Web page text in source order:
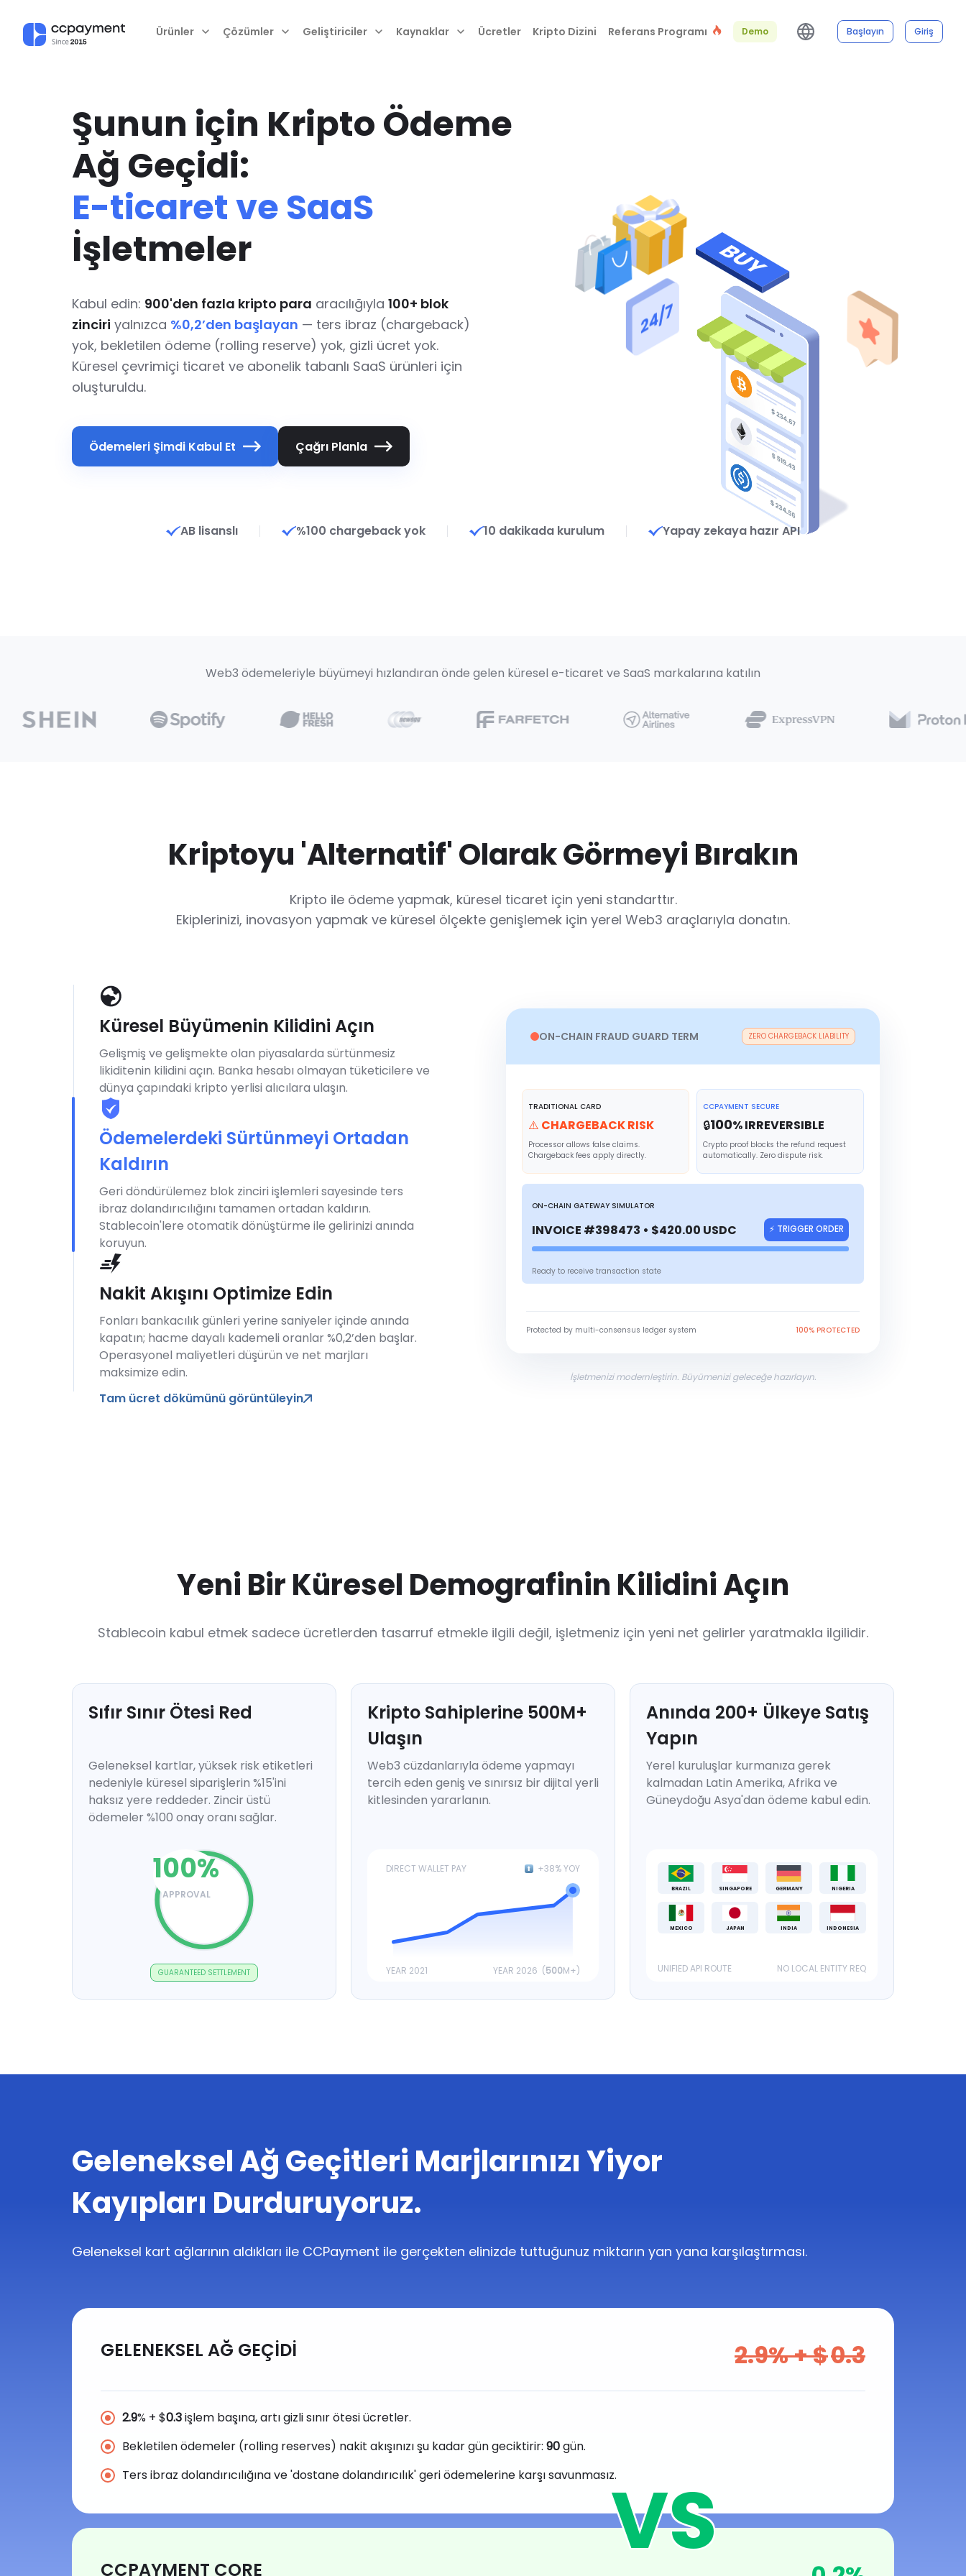
Ürünler Çözümler Geliştiriciler Kaynaklar Ücretler Kripto Dizini Referans Programı Demo Başlayın Giriş
Şunun için Kripto Ödeme
Ağ Geçidi:
E-ticaret ve SaaS
İşletmeler
Kabul edin: 900'den fazla kripto para aracılığıyla 100+ blok
zinciri yalnızca %0,2’den başlayan — ters ibraz (chargeback)
yok, bekletilen ödeme (rolling reserve) yok, gizli ücret yok.
Küresel çevrimiçi ticaret ve abonelik tabanlı SaaS ürünleri için
oluşturuldu.
Ödemeleri Şimdi Kabul Et Çağrı Planla
AB lisanslı %100 chargeback yok 10 dakikada kurulum Yapay zekaya hazır API
Web3 ödemeleriyle büyümeyi hızlandıran önde gelen küresel e-ticaret ve SaaS markalarına katılın
Kriptoyu 'Alternatif' Olarak Görmeyi Bırakın
Kripto ile ödeme yapmak, küresel ticaret için yeni standarttır.
Ekiplerinizi, inovasyon yapmak ve küresel ölçekte genişlemek için yerel Web3 araçlarıyla donatın.
Küresel Büyümenin Kilidini Açın
Gelişmiş ve gelişmekte olan piyasalarda sürtünmesiz
likiditenin kilidini açın. Banka hesabı olmayan tüketicilere ve
dünya çapındaki kripto yerlisi alıcılara ulaşın.
Ödemelerdeki Sürtünmeyi Ortadan
Kaldırın
Geri döndürülemez blok zinciri işlemleri sayesinde ters
ibraz dolandırıcılığını tamamen ortadan kaldırın.
Stablecoin'lere otomatik dönüştürme ile gelirinizi anında
koruyun.
Nakit Akışını Optimize Edin
Fonları bankacılık günleri yerine saniyeler içinde anında
kapatın; hacme dayalı kademeli oranlar %0,2’den başlar.
Operasyonel maliyetleri düşürün ve net marjları
maksimize edin.
Tam ücret dökümünü görüntüleyin
ON-CHAIN FRAUD GUARD TERM ZERO CHARGEBACK LIABILITY
TRADITIONAL CARD
⚠️ CHARGEBACK RISK
Processor allows false claims.
Chargeback fees apply directly.
CCPAYMENT SECURE
🔒100% IRREVERSIBLE
Crypto proof blocks the refund request
automatically. Zero dispute risk.
ON-CHAIN GATEWAY SIMULATOR
INVOICE #398473 • $420.00 USDC ⚡ TRIGGER ORDER
Ready to receive transaction state
Protected by multi-consensus ledger system 100% PROTECTED
İşletmenizi modernleştirin. Büyümenizi geleceğe hazırlayın.
Yeni Bir Küresel Demografinin Kilidini Açın
Stablecoin kabul etmek sadece ücretlerden tasarruf etmekle ilgili değil, işletmeniz için yeni net gelirler yaratmakla ilgilidir.
Sıfır Sınır Ötesi Red
Geleneksel kartlar, yüksek risk etiketleri
nedeniyle küresel siparişlerin %15'ini
haksız yere reddeder. Zincir üstü
ödemeler %100 onay oranı sağlar.
100%
APPROVAL
GUARANTEED SETTLEMENT
Kripto Sahiplerine 500M+
Ulaşın
Web3 cüzdanlarıyla ödeme yapmayı
tercih eden geniş ve sınırsız bir dijital yerli
kitlesinden yararlanın.
DIRECT WALLET PAY +38% YOY
YEAR 2021 YEAR 2026 (500M+)
Anında 200+ Ülkeye Satış
Yapın
Yerel kuruluşlar kurmanıza gerek
kalmadan Latin Amerika, Afrika ve
Güneydoğu Asya'dan ödeme kabul edin.
BRAZIL SINGAPORE GERMANY NIGERIA
MEXICO JAPAN INDIA INDONESIA
UNIFIED API ROUTE NO LOCAL ENTITY REQ
Geleneksel Ağ Geçitleri Marjlarınızı Yiyor
Kayıpları Durduruyoruz.
Geleneksel kart ağlarının aldıkları ile CCPayment ile gerçekten elinizde tuttuğunuz miktarın yan yana karşılaştırması.
GELENEKSEL AĞ GEÇİDİ 2.9% + $0.3
2.9% + $0.3işlem başına, artı gizli sınır ötesi ücretler.
Bekletilen ödemeler (rolling reserves) nakit akışınızı şu kadar gün geciktirir: 90gün.
Ters ibraz dolandırıcılığına ve 'dostane dolandırıcılık' geri ödemelerine karşı savunmasız.
CCPAYMENT CORE